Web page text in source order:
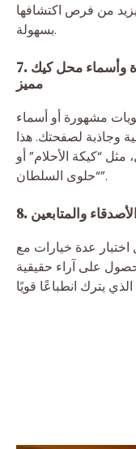
من فرص اكتشافها
بسهولة.
7. دمج أسماء محلات حلويات مشهورة وأسماء محل كيك
مميز
مشهورة أو أسماء
وجاذبة لصفحتك. هذا
“كيكة الأحلام” أو
“حلوى السلطان”.
والمتابعين
اختبار عدة خيارات مع
على آراء حقيقية